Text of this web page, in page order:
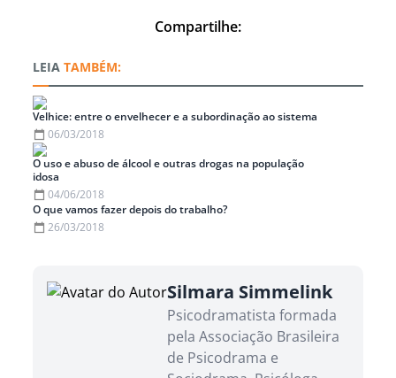
Compartilhe:
TAMBÉM:
Velhice: entre o envelhecer e a subordinação ao sistema
06/03/2018
O uso e abuso de álcool e outras drogas na população
idosa
04/06/2018
O que vamos fazer depois do trabalho?
26/03/2018
Silmara Simmelink
Psicodramatista formada
pela Associação Brasileira
de Psicodrama e